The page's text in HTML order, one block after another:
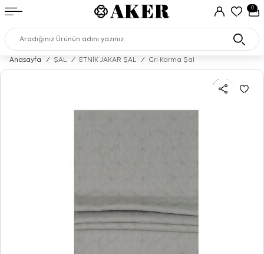
0
Anasayfa / ŞAL / ETNİK JAKAR ŞAL / Gri Karma Şal